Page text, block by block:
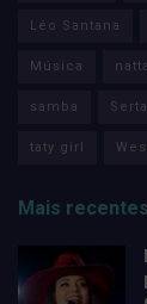
Léo Santana
Música
samba
taty girl
Mais recentes